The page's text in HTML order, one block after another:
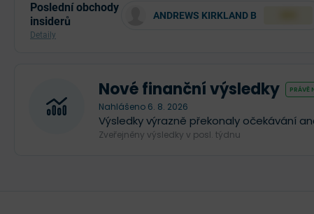
Poslední obchody
insiderů
Detaily
ANDREWS KIRKLAND B
Nové finanční výsledky PRÁVĚ
Nahlášeno 6. 8. 2026
Výsledky výrazně překonaly očekávání
Zveřejněny výsledky v posl. týdnu